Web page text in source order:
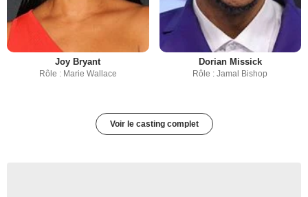
Joy Bryant
Rôle : Marie Wallace
Dorian Missick
Rôle : Jamal Bishop
Voir le casting complet